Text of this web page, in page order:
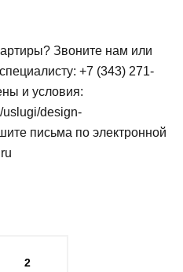
Звоните нам или
+7 (343) 271-
и условия:
uslugi/design-
письма по электронной
2